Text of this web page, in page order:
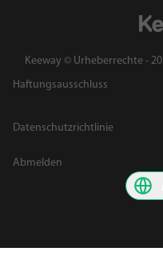
Keeway © Urheberrechte -
Haftungsausschluss
Datenschutzrichtlinie
Abmelden